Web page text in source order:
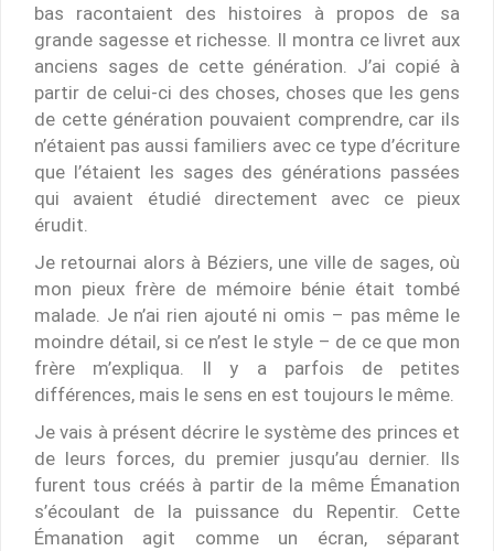
bas racontaient des histoires à propos de sa
grande sagesse et richesse. Il montra ce livret aux
anciens sages de cette génération. J’ai copié à
partir de celui-ci des choses, choses que les gens
de cette génération pouvaient comprendre, car ils
n’étaient pas aussi familiers avec ce type d’écriture
que l’étaient les sages des générations passées
qui avaient étudié directement avec ce pieux
érudit.
Je retournai alors à Béziers, une ville de sages, où
mon pieux frère de mémoire bénie était tombé
malade. Je n’ai rien ajouté ni omis – pas même le
moindre détail, si ce n’est le style – de ce que mon
frère m’expliqua. Il y a parfois de petites
différences, mais le sens en est toujours le même.
Je vais à présent décrire le système des princes et
de leurs forces, du premier jusqu’au dernier. Ils
furent tous créés à partir de la même Émanation
s’écoulant de la puissance du Repentir. Cette
Émanation agit comme un écran, séparant